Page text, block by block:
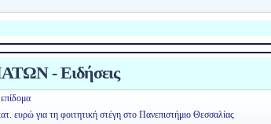
- Ειδήσεις
ευρώ για τη φοιτητική στέγη στο Πανεπιστήμιο Θεσσαλίας